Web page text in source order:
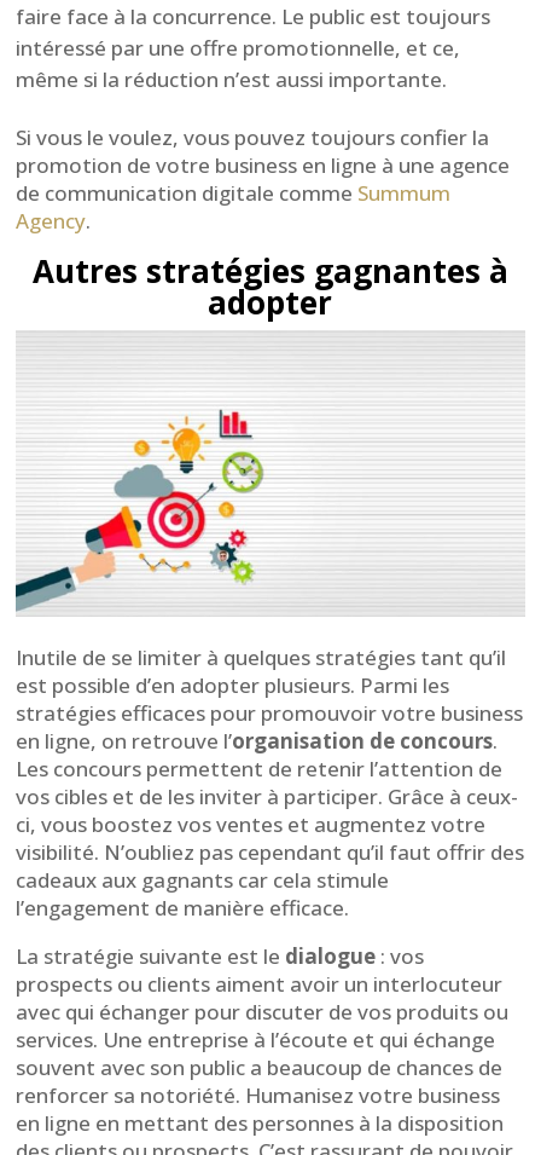
faire face à la concurrence. Le public est toujours
intéressé par une offre promotionnelle, et ce,
même si la réduction n’est aussi importante.
Si vous le voulez, vous pouvez toujours confier la
promotion de votre business en ligne à une agence
de communication digitale comme Summum
Agency.
Autres stratégies gagnantes à
adopter
Inutile de se limiter à quelques stratégies tant qu’il
est possible d’en adopter plusieurs. Parmi les
stratégies efficaces pour promouvoir votre business
en ligne, on retrouve l’organisation de concours.
Les concours permettent de retenir l’attention de
vos cibles et de les inviter à participer. Grâce à ceux-
ci, vous boostez vos ventes et augmentez votre
visibilité. N’oubliez pas cependant qu’il faut offrir des
cadeaux aux gagnants car cela stimule
l’engagement de manière efficace.
La stratégie suivante est le dialogue : vos
prospects ou clients aiment avoir un interlocuteur
avec qui échanger pour discuter de vos produits ou
services. Une entreprise à l’écoute et qui échange
souvent avec son public a beaucoup de chances de
renforcer sa notoriété. Humanisez votre business
en ligne en mettant des personnes à la disposition